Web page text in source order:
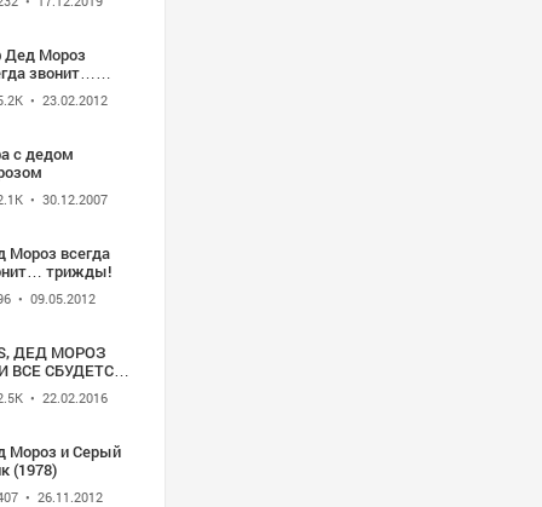
Дед Мороз
звонит…
2011
• 23.02.2012
с дедом
• 30.12.2007
Мороз всегда
трижды!
• 09.05.2012
ДЕД МОРОЗ
ВСЕ СБУДЕТСЯ.
• 22.02.2016
Мороз и Серый
(1978)
• 26.11.2012